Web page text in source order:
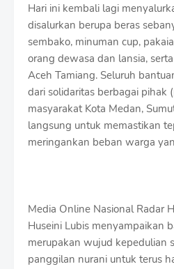
Hari ini kembali lagi
disalurkan berupa beras
sembako, minuman cup,
orang dewasa dan lansia,
Aceh Tamiang. Seluruh
dari solidaritas berbagai pihak
masyarakat Kota Medan,
langsung untuk memastikan
meringankan beban warga
Media Online Nasional Radar
Huseini Lubis menyampaikan
merupakan wujud kepedulian
panggilan nurani untuk terus